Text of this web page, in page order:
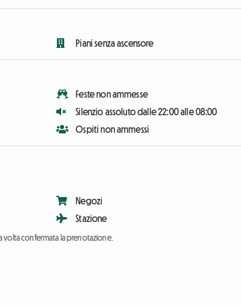
Piani senza ascensore
Feste non ammesse
Silenzio assoluto dalle 22:00 alle 08:00
Ospiti non ammessi
Negozi
Stazione
volta confermata la prenotazione.